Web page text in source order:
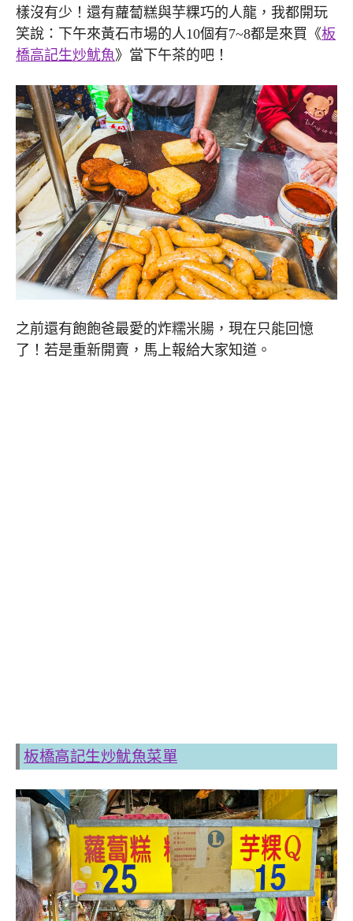
樣沒有少！還有蘿蔔糕與芋粿巧的人龍，我都開玩
笑說：下午來黃石市場的人10個有7~8都是來買《板
橋高記生炒魷魚》當下午茶的吧！
之前還有飽飽爸最愛的炸糯米腸，現在只能回憶
了！若是重新開賣，馬上報給大家知道。
板橋高記生炒魷魚菜單